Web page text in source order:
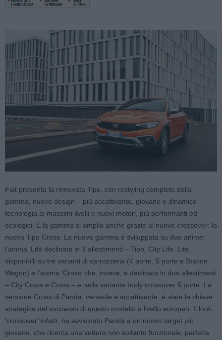
Fiat presenta la rinnovata Tipo, con restyling completo della
gamma, nuovo design – più accattivante, giovane e dinamico –
tecnologia ai massimi livelli e nuovi motori, più performanti ed
ecologici. E la gamma si amplia anche grazie al nuovo crossover: la
nuova Tipo Cross. La nuova gamma è sviluppata su due anime:
l’anima ‘Lifè declinata in 3 allestimenti – Tipo, City Life, Life,
disponibili su tre varianti di carrozzeria (4 porte, 5 porte e Station
Wagon) e l’anima ‘Cross’ che, invece, è declinata in due allestimenti
– City Cross e Cross – e nella variante body crossover 5 porte. La
versione Cross di Panda, versatile e accattivante, è stata la chiave
strategica del successo di questo modello a livello europeo. Il look
‘crossover’ infatti, ha avvicinato Panda a un nuovo target più
giovane, che ricerca una vettura non soltanto funzionale, perfetta